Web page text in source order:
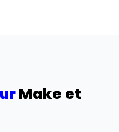
Make et